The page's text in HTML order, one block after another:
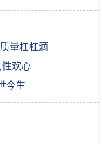
量杠杠滴
性欢心
今生